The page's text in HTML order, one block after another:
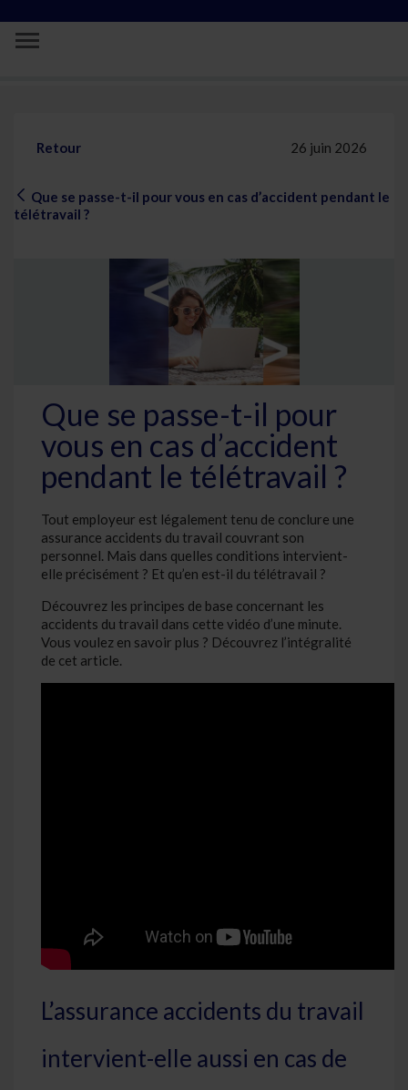
Que se passe-t-il pour vous en cas
Retour
Que se passe-t-il pour vous en cas d’accident pendant le
télétravail ?
26 juin 2026
Que se passe-t-il pour
vous en cas d’accident
pendant le télétravail ?
Tout employeur est légalement tenu de conclure une
assurance accidents du travail couvrant son
personnel. Mais dans quelles conditions intervient-
elle précisément ? Et qu’en est-il du télétravail ?
Découvrez les principes de base concernant les
accidents du travail dans cette vidéo d’une minute.
Vous voulez en savoir plus ? Découvrez l’intégralité
de cet article.
L’assurance accidents du travail
intervient-elle aussi en cas de